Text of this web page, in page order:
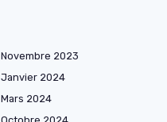
Novembre 2023
Janvier 2024
Mars 2024